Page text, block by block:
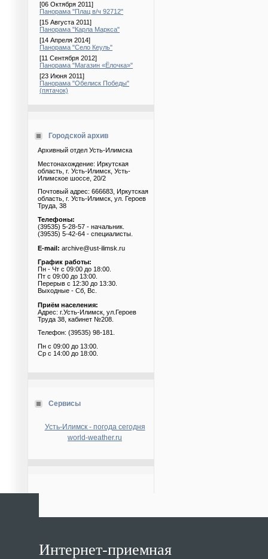
[06 Октября 2011]
Панорама "Плац в/ч 92712"
[15 Августа 2011]
Панорама "Карла Маркса"
[14 Апреля 2014]
Панорама "Село Кеуль"
[11 Сентября 2012]
Панорама "Магазин «Ёлочка»"
[23 Июня 2011]
Панорама "Обелиск Победы"
(пятачок)
Городской архив
Архивный отдел Усть-Илимска
Местонахождение: Иркутская
область, г. Усть-Илимск, Усть-
Илимское шоссе, 20/2
Почтовый адрес: 666683, Иркутская
область, г. Усть-Илимск, ул. Героев
Труда, 38
Телефоны:
(39535) 5-28-57 - начальник.
(39535) 5-42-64 - специалисты.
E-mail: archive@ust-ilimsk.ru
График работы:
Пн - Чт с 09:00 до 18:00.
Пт с 09:00 до 13:00.
Перерыв с 12:30 до 13:30.
Выходные - Сб, Вс.
Приём населения:
Адрес: г.Усть-Илимск, ул.Героев
Труда 38, кабинет №208.
Телефон: (39535) 98-181.
Пн с 09:00 до 13:00.
Ср с 14:00 до 18:00.
Сервисы
Усть-Илимск - погода сегодня
world-weather.ru
Интернет-приемная